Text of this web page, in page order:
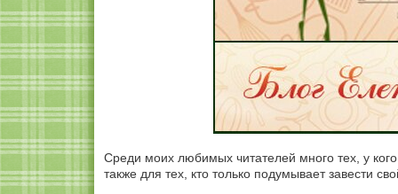
Среди моих любимых читателей много тех, у
также для тех, кто только подумывает завести